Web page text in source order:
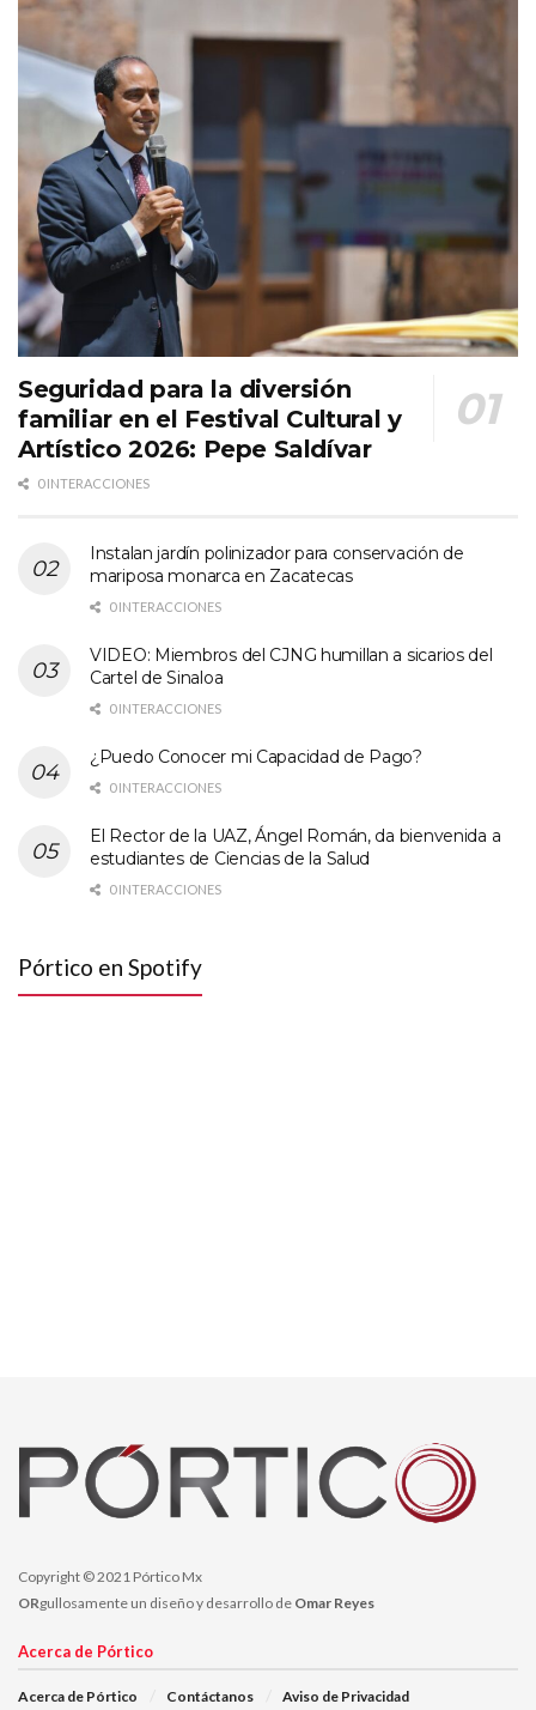
Seguridad para la diversión
familiar en el Festival Cultural y
Artístico 2026: Pepe Saldívar
0 INTERACCIONES
Instalan jardín polinizador para conservación de
mariposa monarca en Zacatecas
0 INTERACCIONES
VIDEO: Miembros del CJNG humillan a sicarios del
Cartel de Sinaloa
0 INTERACCIONES
¿Puedo Conocer mi Capacidad de Pago?
0 INTERACCIONES
El Rector de la UAZ, Ángel Román, da bienvenida a
estudiantes de Ciencias de la Salud
0 INTERACCIONES
Pórtico en Spotify
Copyright © 2021 Pórtico Mx
ORgullosamente un diseño y desarrollo de Omar Reyes
Acerca de Pórtico
Acerca de Pórtico Contáctanos Aviso de Privacidad